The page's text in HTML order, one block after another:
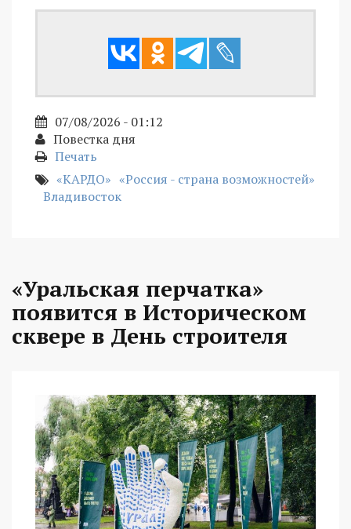
07/08/2026 - 01:12
Повестка дня
Печать
«КАРДО» «Россия - страна возможностей»
Владивосток
«Уральская перчатка»
появится в Историческом
сквере в День строителя